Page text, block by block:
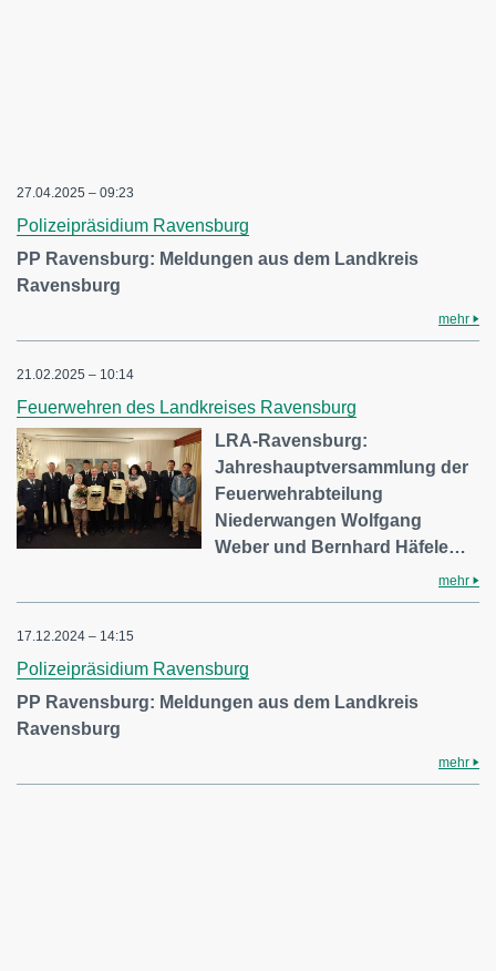
27.04.2025 – 09:23
Polizeipräsidium Ravensburg
PP Ravensburg: Meldungen aus dem Landkreis
Ravensburg
mehr
21.02.2025 – 10:14
Feuerwehren des Landkreises Ravensburg
LRA-Ravensburg:
Jahreshauptversammlung der
Feuerwehrabteilung
Niederwangen Wolfgang
Weber und Bernhard Häfele…
mehr
17.12.2024 – 14:15
Polizeipräsidium Ravensburg
PP Ravensburg: Meldungen aus dem Landkreis
Ravensburg
mehr